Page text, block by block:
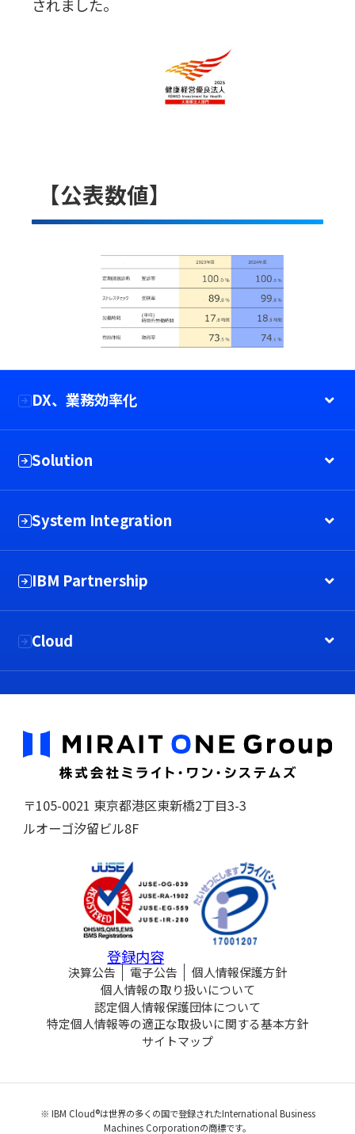
されました。
【公表数値】
DX、業務効率化
Solution
System Integration
IBM Partnership
Cloud
〒105-0021 東京都港区東新橋2丁目3-3
ルオーゴ汐留ビル8F
登録内容
決算公告 電子公告
個人情報保護方針
個人情報の取り扱いについて
認定個人情報保護団体について
特定個人情報等の適正な取扱いに関する基本方針
サイトマップ
※ IBM Cloud®は世界の多くの国で登録されたInternational Business
Machines Corporationの商標です。